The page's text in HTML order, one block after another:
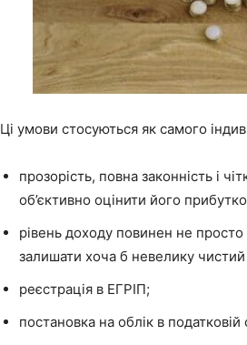
Ці умови стосуються як самого
прозорість, повна законність і
об’єктивно оцінити його
рівень доходу повинен не
залишати хоча б невелику
реєстрація в ЕГРІП;
постановка на облік в податковій